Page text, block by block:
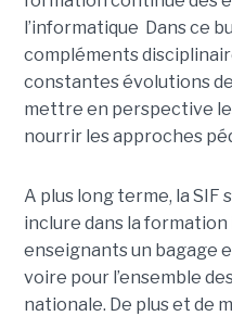
l’informatique Dans ce
compléments
constantes évolutions
mettre en perspective
nourrir les approches
A plus long terme, la SIF
inclure dans la
enseignants un bagage
voire pour l’ensemble
nationale. De plus et de